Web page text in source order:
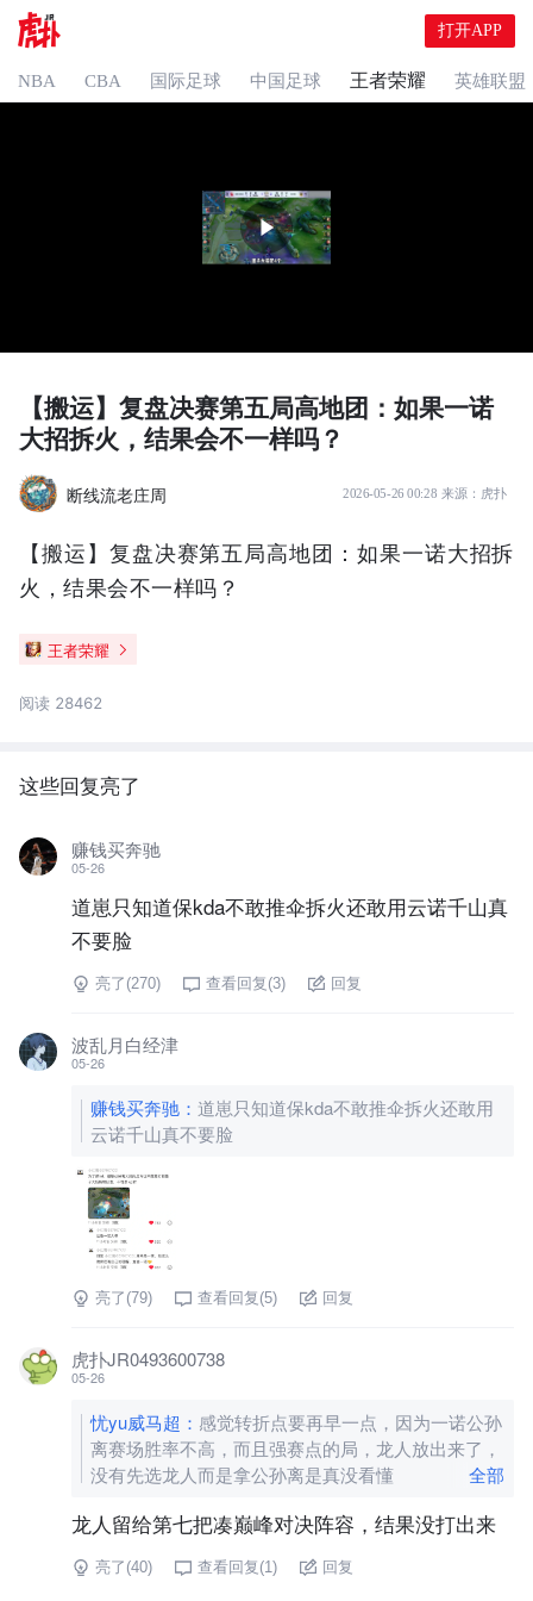
打开APP
NBA CBA 国际足球 中国足球 王者荣耀 英雄联盟
【搬运】复盘决赛第五局高地团：如果一诺
大招拆火，结果会不一样吗？
断线流老庄周 2026-05-26 00:28 来源： 虎扑
【搬运】复盘决赛第五局高地团：如果一诺大招拆
火，结果会不一样吗？
王者荣耀
阅读 28462
这些回复亮了
赚钱买奔驰
05-26
道崽只知道保kda不敢推伞拆火还敢用云诺千山真
不要脸
亮了(270) 查看回复(3) 回复
波乱月白经津
05-26
赚钱买奔驰 ： 道崽只知道保kda不敢推伞拆火还敢用
云诺千山真不要脸
亮了(79) 查看回复(5) 回复
虎扑JR0493600738
05-26
忧yu威马超 ： 感觉转折点要再早一点，因为一诺公孙
离赛场胜率不高，而且强赛点的局，龙人放出来了，
没有先选龙人而是拿公孙离是真没看懂
全部
龙人留给第七把凑巅峰对决阵容，结果没打出来
亮了(40) 查看回复(1) 回复